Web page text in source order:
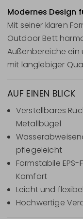
Modernes Design
Mit seiner klaren
Outdoor Bett
Außenbereiche ein
mit langlebiger
AUF EINEN BLICK
Verstellbares
Metallbügel
pflegeleicht
Formstabile
Komfort
Leicht und
Hochwertige